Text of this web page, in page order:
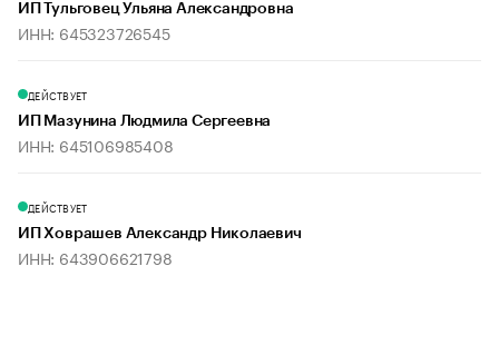
ИП Тульговец Ульяна Александровна
ИНН: 645323726545
ДЕЙСТВУЕТ
ИП Мазунина Людмила Сергеевна
ИНН: 645106985408
ДЕЙСТВУЕТ
ИП Ховрашев Александр Николаевич
ИНН: 643906621798